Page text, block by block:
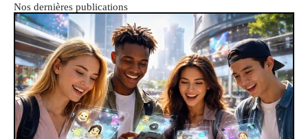
Nos dernières publications